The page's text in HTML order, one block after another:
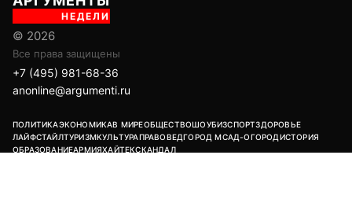
Учредитель: ООО «ИЦТ и ИЭТ»
Издатель: ООО «Медианет»
Главный редактор печатной версии: Угланов Андрей Иванович
Главный редактор сетевого издания (сайта): Вавилов Андрей
Александрович
комн. 2
18+